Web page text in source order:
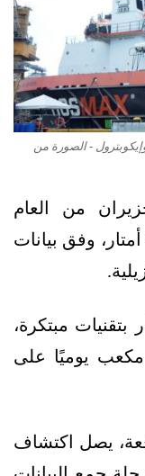
- الصورة من
في 19 يونيو/حزيران من العام
الجاري، بعمق مائي يصل إلى 803 أمتار، وفق بيانات
تطوير البئر حفر 4 آبار بتقنيات مبتكرة،
مليون متر مكعب يوميًا على
يصل اكتشاف